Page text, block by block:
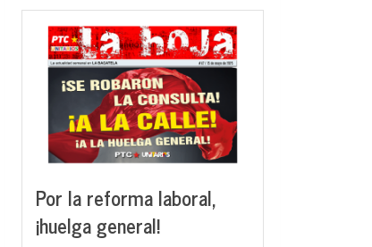
Por la reforma laboral,
¡huelga general!